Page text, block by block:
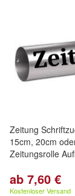
Zeitung
15cm, 20cm
Zeitungsrolle
ab 7,60 €
Kostenloser Versand